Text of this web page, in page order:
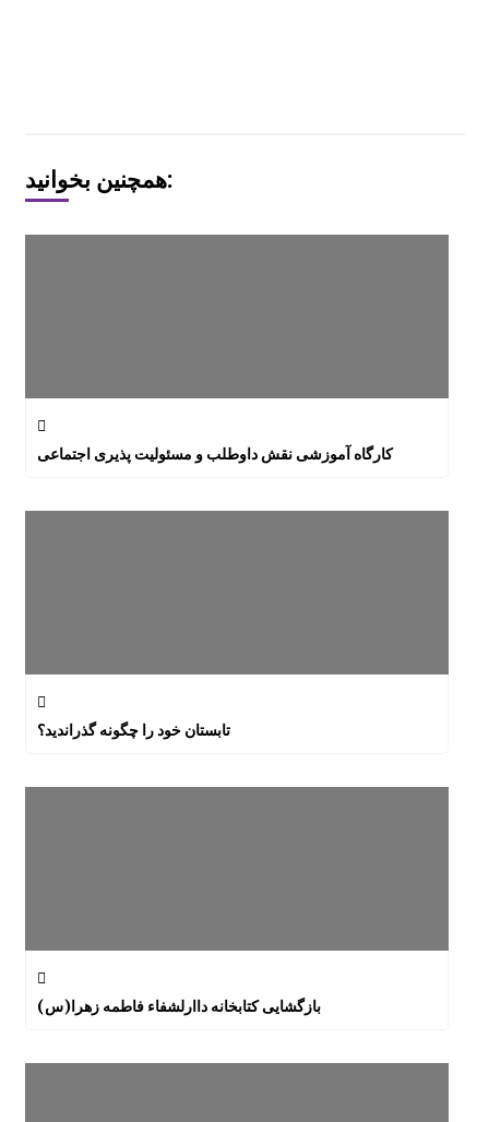
همچنین بخوانید:
کارگاه آموزشی نقش داوطلب و مسئولیت پذیری اجتماعی
تابستان خود را چگونه گذراندید؟
بازگشایی کتابخانه داارلشفاء فاطمه زهرا(س)